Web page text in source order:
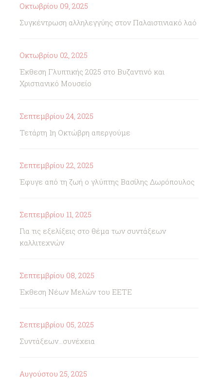
Οκτωβρίου 09, 2025
Συγκέντρωση αλληλεγγύης στον Παλαιστινιακό λαό
Οκτωβρίου 02, 2025
Έκθεση Γλυπτικής 2025 στο Βυζαντινό και
Χριστιανικό Μουσείο
Σεπτεμβρίου 24, 2025
Τετάρτη 1η Οκτώβρη απεργούμε
Σεπτεμβρίου 22, 2025
Έφυγε από τη ζωή ο γλύπτης Βασίλης Δωρόπουλος
Σεπτεμβρίου 11, 2025
Για τις εξελίξεις στο θέμα των συντάξεων
καλλιτεχνών
Σεπτεμβρίου 08, 2025
Έκθεση Νέων Μελών του ΕΕΤΕ
Σεπτεμβρίου 05, 2025
Συντάξεων...συνέχεια
Αυγούστου 25, 2025